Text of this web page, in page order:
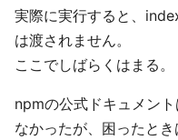
実際に実行すると、
は渡されません。
ここでしばらくはまる。
npmの公式ドキュメン
なかったが、困ったと